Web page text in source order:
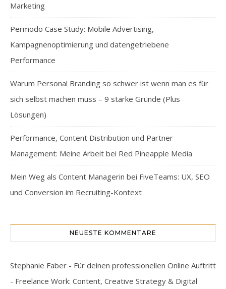
Marketing
Permodo Case Study: Mobile Advertising,
Kampagnenoptimierung und datengetriebene
Performance
Warum Personal Branding so schwer ist wenn man es für
sich selbst machen muss – 9 starke Gründe (Plus
Lösungen)
Performance, Content Distribution und Partner
Management: Meine Arbeit bei Red Pineapple Media
Mein Weg als Content Managerin bei FiveTeams: UX, SEO
und Conversion im Recruiting-Kontext
NEUESTE KOMMENTARE
Stephanie Faber - Für deinen professionellen Online Auftritt
- Freelance Work: Content, Creative Strategy & Digital